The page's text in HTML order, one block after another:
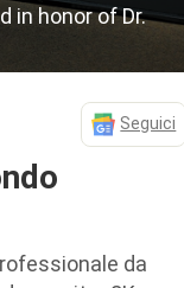
in honor of Dr.
Seguici
da